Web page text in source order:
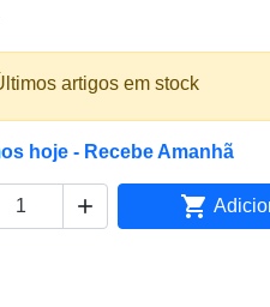
artigos em stock
hoje - Recebe Amanhã
 